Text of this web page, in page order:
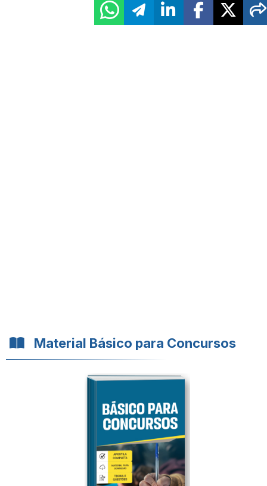
Material Básico para Concursos